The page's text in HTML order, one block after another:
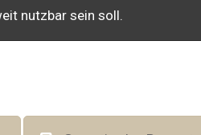
nutzbar sein soll.